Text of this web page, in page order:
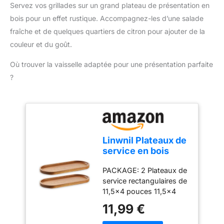
DANS LA BOÎTE : Pied
mixeur Moulinex
Turbomix, gobelet de
800 ml
votre famille. Nous ne
recommandons pas
d'utiliser de l'ail dont la
un éplucheur à ail est
inclus dans la boîte.
ennemis (si vos ennemis
TEMPS À CUISINER,
avez jeté la dernière fois,
celui d'Oliver's Kitchen
génère moins de déchets
et se nettoie facilement.
nettoyage fournie sous
le robinet, ou
directement au lave-
vaisselle - à vous de
choisir.
NE JAMAIS
Servez vos grillades sur un grand plateau de présentation en
bois pour un effet rustique. Accompagnez-les d’une salade
fraîche et de quelques quartiers de citron pour ajouter de la
couleur et du goût.
Où trouver la vaisselle adaptée pour une présentation parfaite
?
Linwnil Plateaux de
service en bois
Assiettes ovales en
bois pour
charcuterie,
fromage, dîner -
Plateaux de service
PACKAGE: 2 Plateaux de
service rectangulaires de
11,5x4 pouces 11,5x4
artisanat haut de gamme
11,99 €